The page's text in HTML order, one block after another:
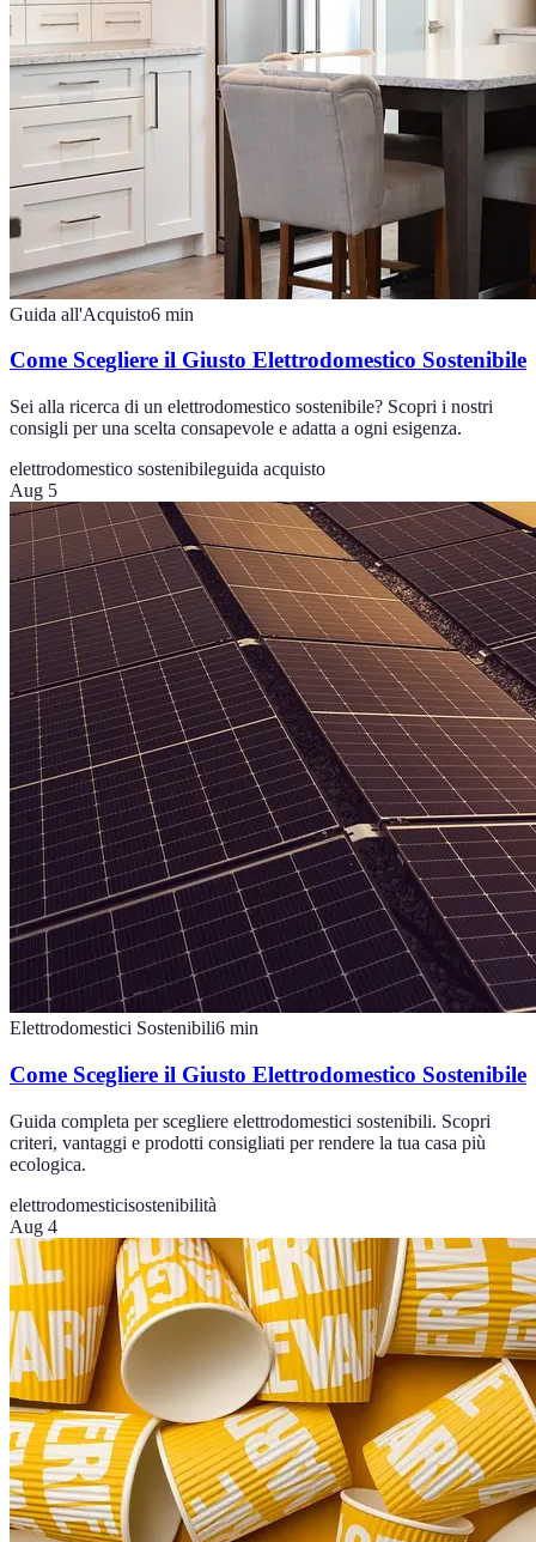
Guida all'Acquisto6 min
Come Scegliere il Giusto Elettrodomestico Sostenibile
Sei alla ricerca di un elettrodomestico sostenibile? Scopri i nostri
consigli per una scelta consapevole e adatta a ogni esigenza.
elettrodomestico sostenibileguida acquisto
Aug 5
Elettrodomestici Sostenibili6 min
Come Scegliere il Giusto Elettrodomestico Sostenibile
Guida completa per scegliere elettrodomestici sostenibili. Scopri
criteri, vantaggi e prodotti consigliati per rendere la tua casa più
ecologica.
elettrodomesticisostenibilità
Aug 4